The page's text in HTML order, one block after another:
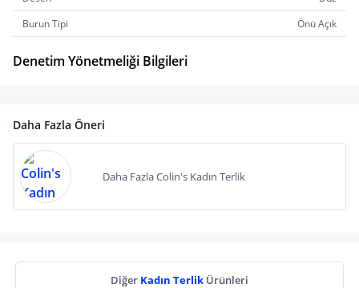
Burun Tipi
Önü Açık
Denetim Yönetmeliği Bilgileri
Daha Fazla Öneri
Daha Fazla Colin's Kadın Terlik
Diğer Kadın Terlik Ürünleri